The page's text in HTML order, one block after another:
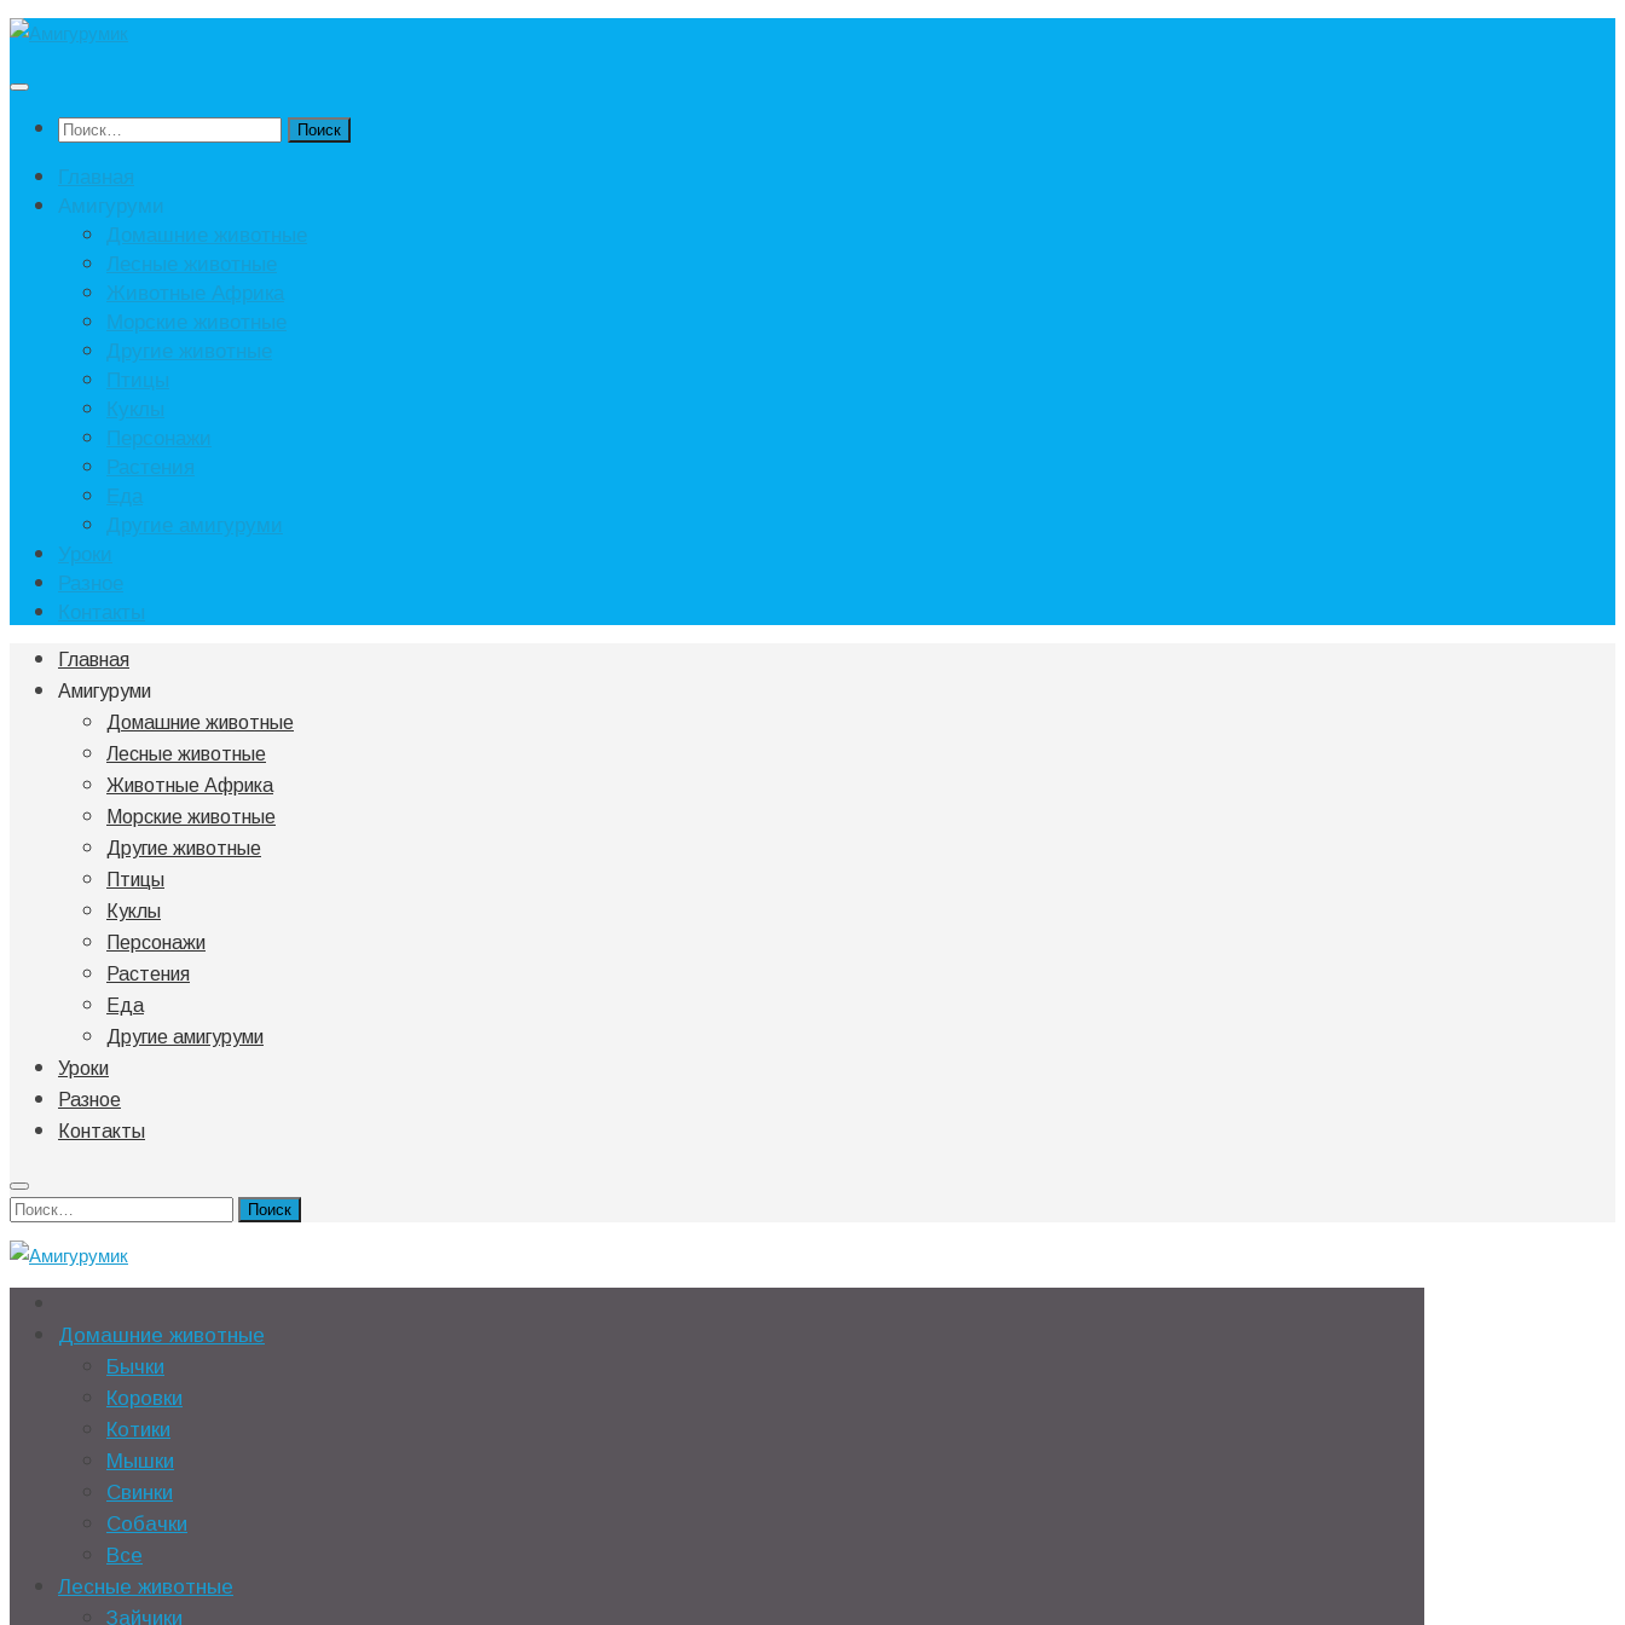
Под
Найти:
Главная
Амигуруми
Домашние животные
Лесные животные
Животные Африка
Морские животные
Другие животные
Птицы
Куклы
Персонажи
Растения
Еда
Другие амигуруми
Уроки
Разное
Контакты
Главная
Амигуруми
Домашние животные
Лесные животные
Животные Африка
Морские животные
Другие животные
Птицы
Куклы
Персонажи
Растения
Еда
Другие амигуруми
Уроки
Разное
Контакты
Найти:
Домашние животные
Бычки
Коровки
Котики
Мышки
Свинки
Собачки
Все
Лесные животные
Зайчики